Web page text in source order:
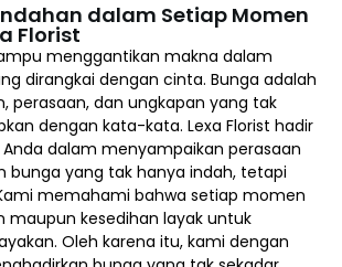
dalam Setiap Momen
Florist
menggantikan makna dalam
dirangkai dengan cinta. Bunga adalah
perasaan, dan ungkapan yang tak
dengan kata-kata. Lexa Florist hadir
dalam menyampaikan perasaan
bunga yang tak hanya indah, tetapi
memahami bahwa setiap momen
maupun kesedihan layak untuk
Oleh karena itu, kami dengan